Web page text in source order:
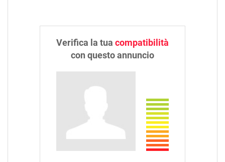
Verifica la tua compatibilità
con questo annuncio